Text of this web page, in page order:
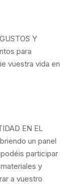
Y
para
vuestra vida en
EN EL
un panel
participar
y
a vuestro